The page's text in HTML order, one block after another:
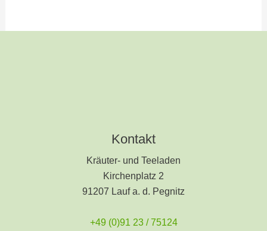
Kontakt
Kräuter- und Teeladen
Kirchenplatz 2
91207 Lauf a. d. Pegnitz
+49 (0)91 23 / 75124